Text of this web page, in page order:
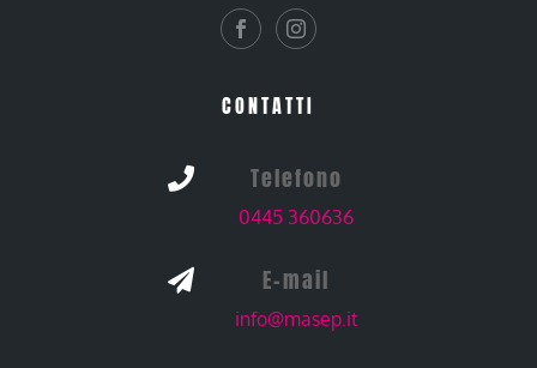
CONTATTI
 Telefono
0445 360636
 E-mail
info@masep.it